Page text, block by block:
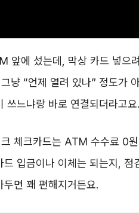
앞에 섰는데, 막상 카드 넣으
냥 “언제 열려 있나” 정도가
쓰느냐랑 바로 연결되더라고요.
체크카드는 ATM 수수료 0
드 입금이나 이체는 되는지, 점
두면 꽤 편해지거든요.